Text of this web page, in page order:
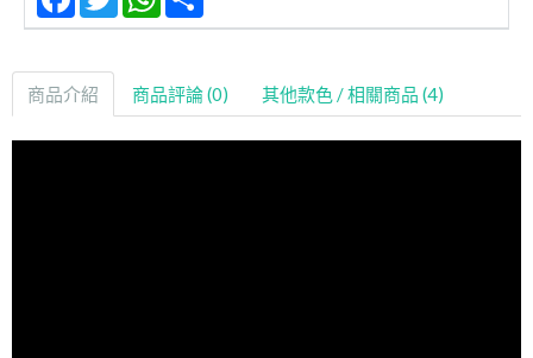
商品介紹 商品評論 (0) 其他款色 / 相關商品 (4)